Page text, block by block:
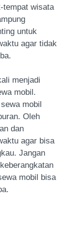
tempat wisata
untuk
agar tidak
menjadi
mobil.
mobil
Oleh
dan
agar bisa
Jangan
mobil bisa